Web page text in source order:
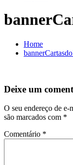
Home
Deixe um
O seu endereço de
são marcados com *
Comentário *